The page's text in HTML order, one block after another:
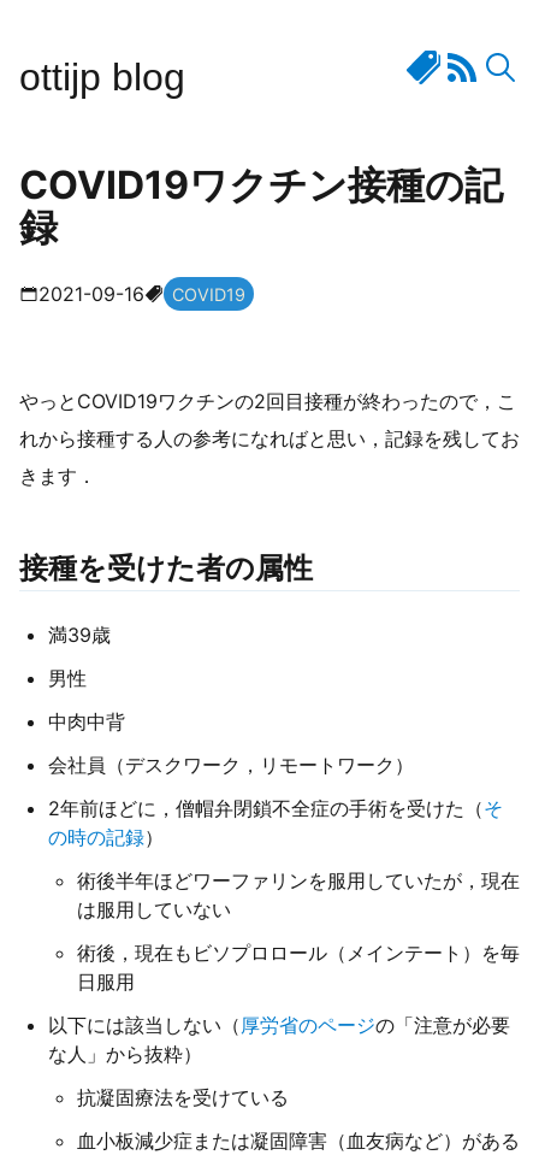
ottijp blog
COVID19ワクチン接種の記
録
2021-09-16 COVID19
やっとCOVID19ワクチンの2回目接種が終わったので，こ
れから接種する人の参考になればと思い，記録を残してお
きます．
接種を受けた者の属性
満39歳
男性
中肉中背
会社員（デスクワーク，リモートワーク）
2年前ほどに，僧帽弁閉鎖不全症の手術を受けた（そ
の時の記録）
術後半年ほどワーファリンを服用していたが，現在
は服用していない
術後，現在もビソプロロール（メインテート）を毎
日服用
以下には該当しない（厚労省のページの「注意が必要
な人」から抜粋）
抗凝固療法を受けている
血小板減少症または凝固障害（血友病など）がある